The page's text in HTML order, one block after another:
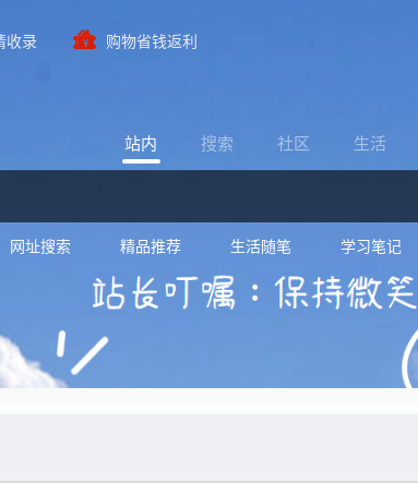
收录 购物省钱返利
站内 搜索 社区 生活
网址搜索 精品推荐 生活随笔 学习笔记